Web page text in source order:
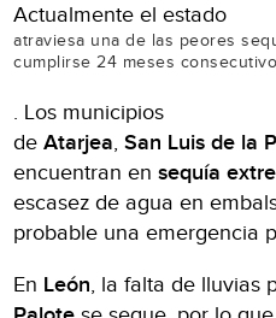
Actualmente el estado
atraviesa una de las peores
cumplirse 24 meses
. Los municipios
deAtarjea,San Luis de la
encuentran ensequía
escasez de agua en
probable una emergencia
En León, la falta de lluvias